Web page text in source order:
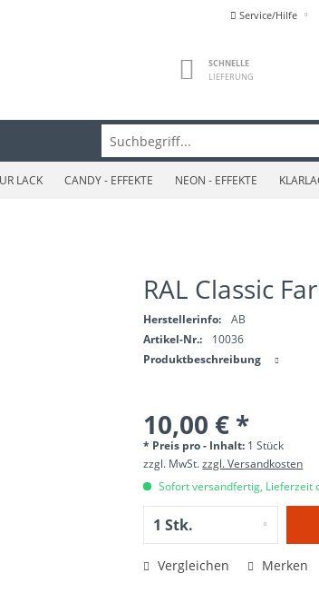
Service/Hilfe
SCHNELLE
LIEFERUNG
LACK CANDY - EFFEKTE NEON - EFFEKTE
RAL Classic
Herstellerinfo:
AB
Artikel-Nr.:
10036
Produktbeschreibung
10,00 € *
* Preis pro - Inhalt: 1 Stück
zzgl. MwSt.zzgl. Versandkosten
Sofort versandfertig, Lieferzeit
Vergleichen Merken